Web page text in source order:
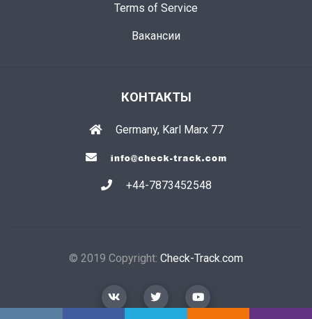
Terms of Service
Вакансии
КОНТАКТЫ
Germany, Karl Marx 77
+44-7873452548
© 2019 Copyright: Check-Track.com